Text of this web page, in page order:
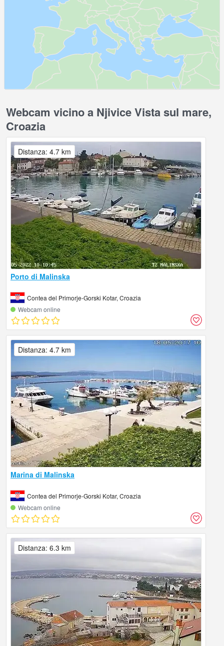
Webcam vicino a Njivice Vista sul mare,
Croazia
Porto di Malinska
Contea del Primorje-Gorski Kotar, Croazia
Webcam online
Distanza: 4.7 km
Marina di Malinska
Contea del Primorje-Gorski Kotar, Croazia
Webcam online
Distanza: 4.7 km
Distanza: 6.3 km